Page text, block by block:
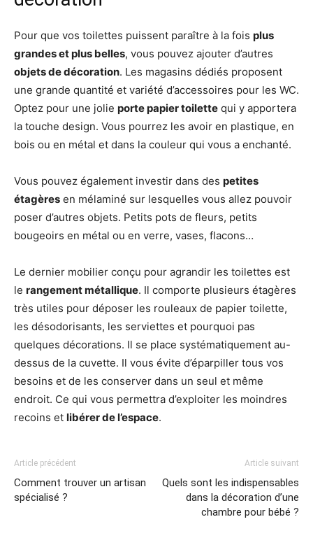
Pour que vos toilettes puissent paraître à la fois plus
grandes et plus belles, vous pouvez ajouter d’autres
objets de décoration. Les magasins dédiés proposent
une grande quantité et variété d’accessoires pour les WC.
Optez pour une jolie porte papier toilette qui y apportera
la touche design. Vous pourrez les avoir en plastique, en
bois ou en métal et dans la couleur qui vous a enchanté.
Vous pouvez également investir dans des petites
étagères en mélaminé sur lesquelles vous allez pouvoir
poser d’autres objets. Petits pots de fleurs, petits
bougeoirs en métal ou en verre, vases, flacons…
Le dernier mobilier conçu pour agrandir les toilettes est
le rangement métallique. Il comporte plusieurs étagères
très utiles pour déposer les rouleaux de papier toilette,
les désodorisants, les serviettes et pourquoi pas
quelques décorations. Il se place systématiquement au-
dessus de la cuvette. Il vous évite d’éparpiller tous vos
besoins et de les conserver dans un seul et même
endroit. Ce qui vous permettra d’exploiter les moindres
recoins et libérer de l’espace.
Article précédent
Comment trouver un artisan
spécialisé ?
Article suivant
Quels sont les indispensables
dans la décoration d’une
chambre pour bébé ?